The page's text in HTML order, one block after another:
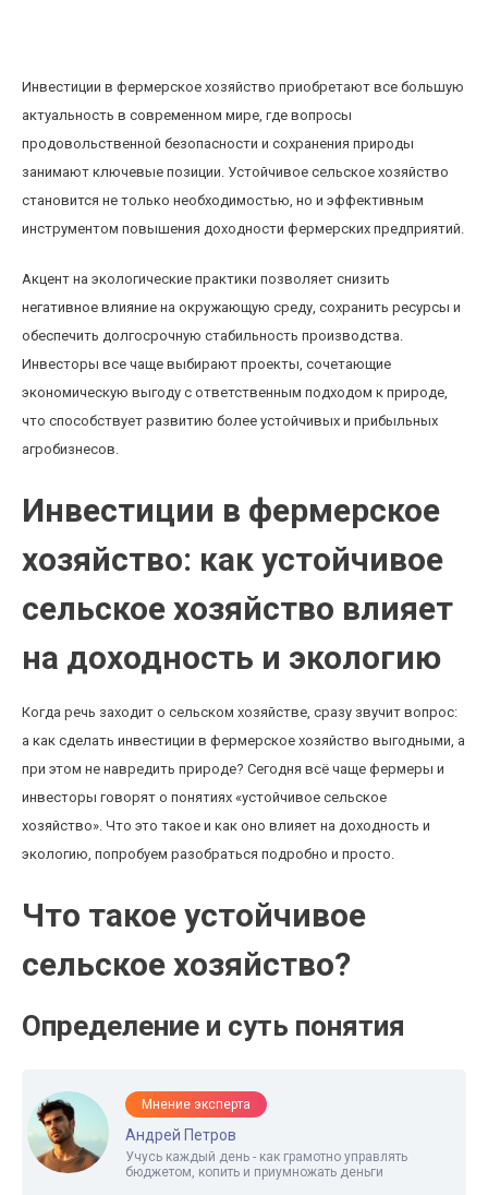
Инвестиции в фермерское хозяйство приобретают все большую
актуальность в современном мире, где вопросы
продовольственной безопасности и сохранения природы
занимают ключевые позиции. Устойчивое сельское хозяйство
становится не только необходимостью, но и эффективным
инструментом повышения доходности фермерских предприятий.
Акцент на экологические практики позволяет снизить
негативное влияние на окружающую среду, сохранить ресурсы и
обеспечить долгосрочную стабильность производства.
Инвесторы все чаще выбирают проекты, сочетающие
экономическую выгоду с ответственным подходом к природе,
что способствует развитию более устойчивых и прибыльных
агробизнесов.
Инвестиции в фермерское
хозяйство: как устойчивое
сельское хозяйство влияет
на доходность и экологию
Когда речь заходит о сельском хозяйстве, сразу звучит вопрос:
а как сделать инвестиции в фермерское хозяйство выгодными, а
при этом не навредить природе? Сегодня всё чаще фермеры и
инвесторы говорят о понятиях «устойчивое сельское
хозяйство». Что это такое и как оно влияет на доходность и
экологию, попробуем разобраться подробно и просто.
Что такое устойчивое
сельское хозяйство?
Определение и суть понятия
Мнение эксперта
Андрей Петров
Учусь каждый день - как грамотно управлять
бюджетом, копить и приумножать деньги